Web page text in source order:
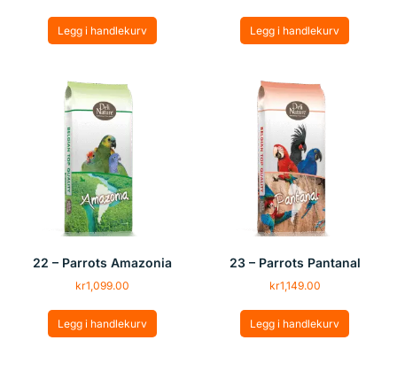
Legg i handlekurv Legg i handlekurv
22 – Parrots Amazonia
kr1,099.00
Legg i handlekurv
23 – Parrots Pantanal
kr1,149.00
Legg i handlekurv